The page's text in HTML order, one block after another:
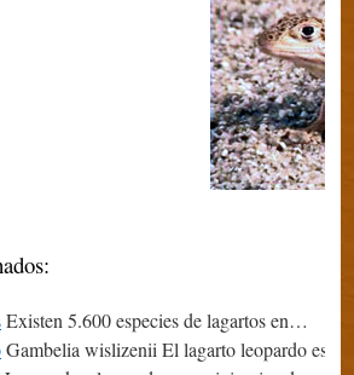
Existen 5.600 especies de lagartos en…
Gambelia wislizenii El lagarto leopardo es…